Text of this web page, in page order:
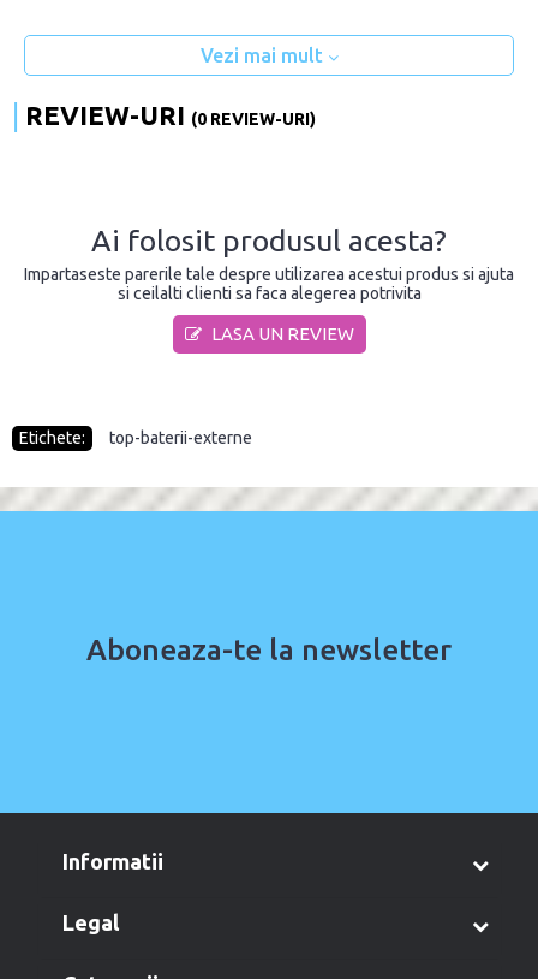
Vezi mai mult
REVIEW-URI (0 REVIEW-URI)
Ai folosit produsul acesta?
Impartaseste parerile tale despre utilizarea acestui produs si ajuta
si ceilalti clienti sa faca alegerea potrivita
LASA UN REVIEW
Etichete: top-baterii-externe
Aboneaza-te la newsletter
informatii
legal